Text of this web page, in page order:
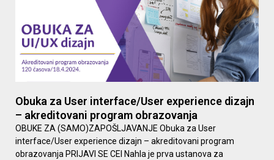
Obuka za User interface/User experience dizajn
– akreditovani program obrazovanja
OBUKE ZA (SAMO)ZAPOŠLJAVANJE Obuka za User
interface/User experience dizajn – akreditovani program
obrazovanja PRIJAVI SE CEI Nahla je prva ustanova za